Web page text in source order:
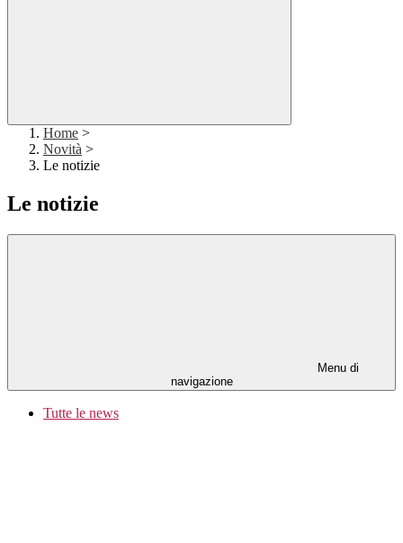
Home >
Novità >
Le notizie
Le notizie
Menu di
navigazione
Tutte le news